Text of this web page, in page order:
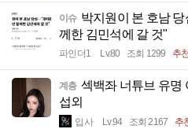
이슈 박지원이 본 호남
께한 김민석에 갈 것"
파인더1 Lv.80 조회 1299 추
계층 섹백좌 너튜브 유명
섭외
입사 Lv.94 조회 2167 추